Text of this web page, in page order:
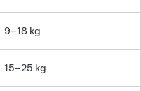
9–18 kg
15–25 kg